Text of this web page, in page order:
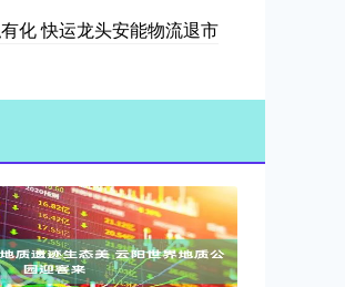
化 快运龙头安能物流退市